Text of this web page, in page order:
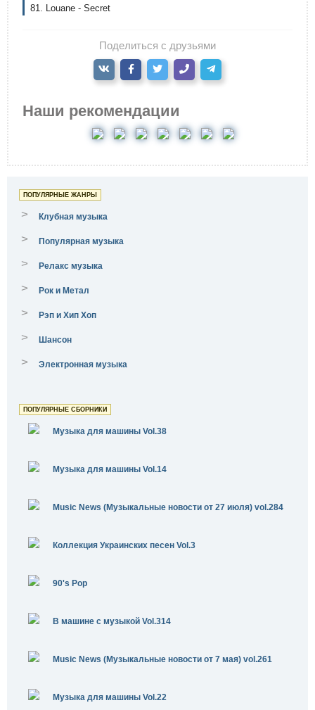
81. Louane - Secret
Поделиться с друзьями
Наши рекомендации
ПОПУЛЯРНЫЕ ЖАНРЫ
> Клубная музыка
> Популярная музыка
> Релакс музыка
> Рок и Метал
> Рэп и Хип Хоп
> Шансон
> Электронная музыка
ПОПУЛЯРНЫЕ СБОРНИКИ
Музыка для машины Vol.38
Музыка для машины Vol.14
Music News (Музыкальные новости от 27 июля) vol.284
Коллекция Украинских песен Vol.3
90's Pop
В машине с музыкой Vol.314
Music News (Музыкальные новости от 7 мая) vol.261
Музыка для машины Vol.22